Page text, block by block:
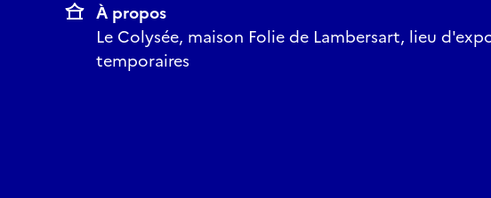
À propos
Le Colysée, maison Folie de Lambersart, lieu
temporaires